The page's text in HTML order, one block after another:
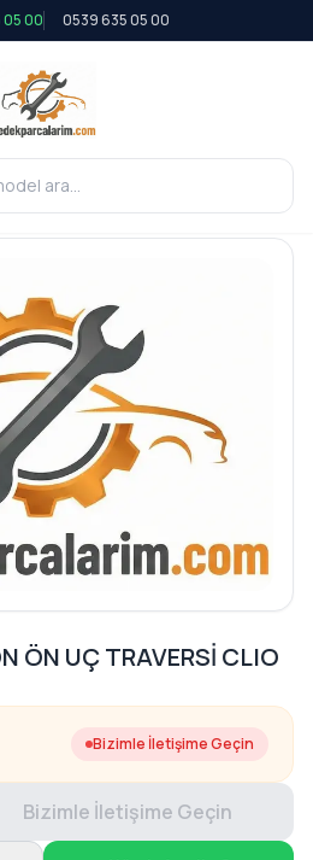
05 00 0539 635 05 00
ÖN UÇ TRAVERSİ CLIO
Bizimle İletişime Geçin
Bizimle İletişime Geçin